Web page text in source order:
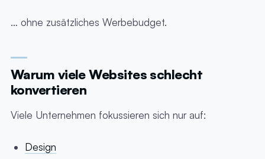
… ohne zusätzliches Werbebudget.
Warum viele Websites schlecht
konvertieren
Viele Unternehmen fokussieren sich nur auf:
Design